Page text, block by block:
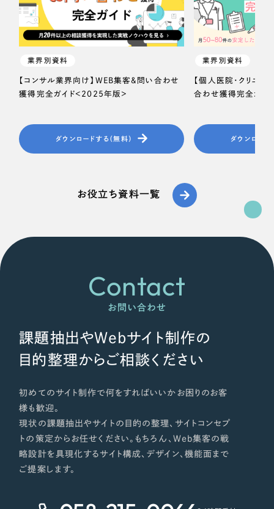
業界別資料
【コンサル業界向け】WEB集客＆問い合わせ
獲得完全ガイド＜2025年版＞
ダウンロードする（無料）
業界別資料
【個人医院・クリニッ
合わせ獲得完全ガイ
ダウンロード
お役立ち資料一覧
Contact
お問い合わせ
課題抽出やWebサイト制作の
目的整理からご相談ください
初めてのサイト制作で何をすればいいかお困りのお客
様も歓迎。
現状の課題抽出やサイトの目的の整理、サイトコンセプ
トの策定からお任せください。もちろん、Web集客の戦
略設計を具現化するサイト構成、デザイン、機能面まで
ご提案します。